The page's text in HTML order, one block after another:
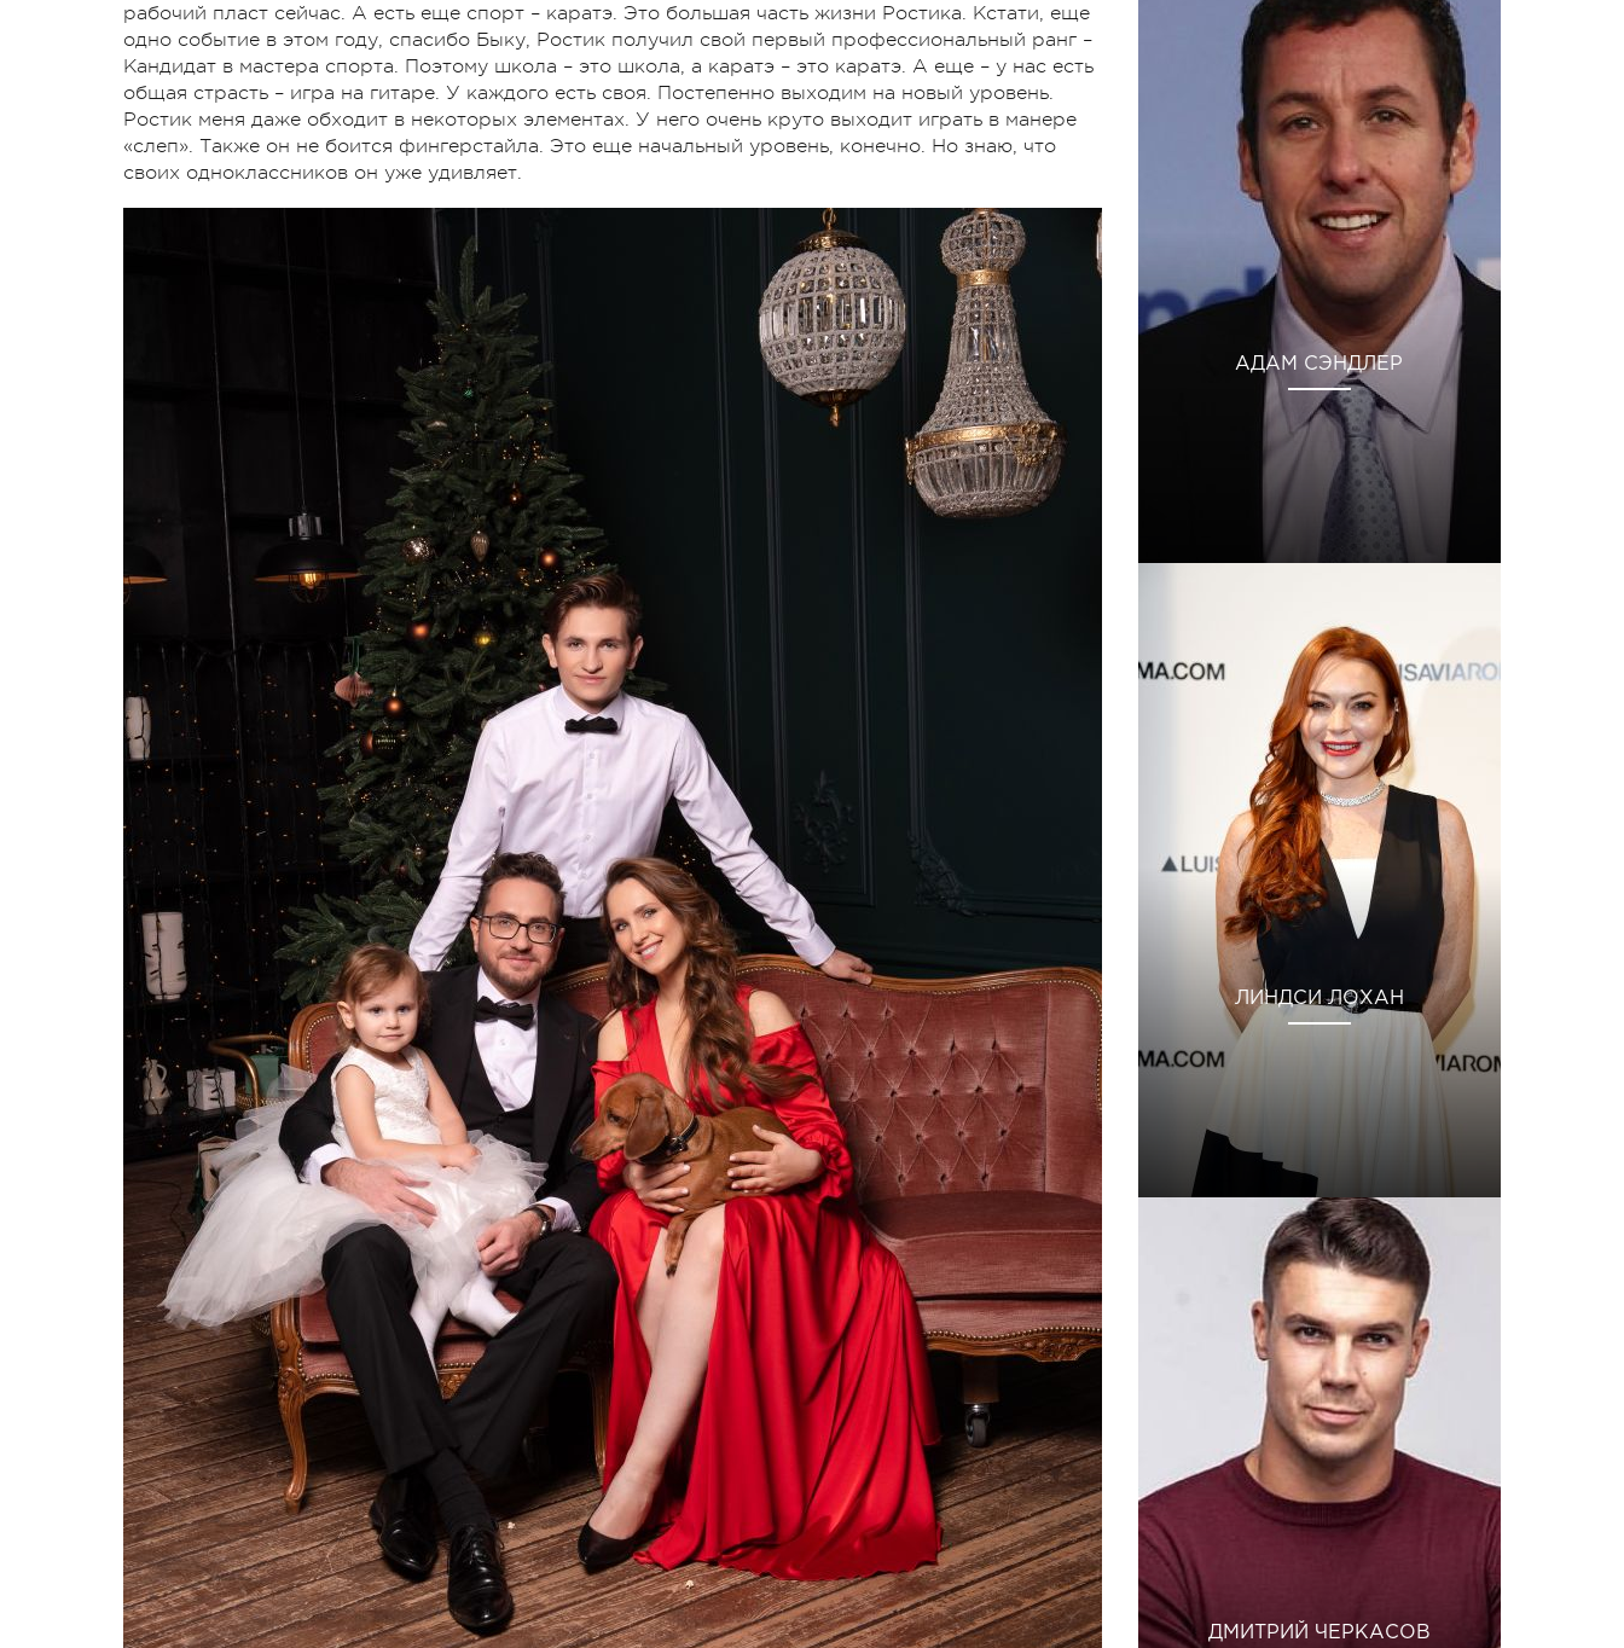
рабочий пласт сейчас. А есть еще спорт – каратэ. Это большая часть жизни Ростика. Кстати, еще
одно событие в этом году, спасибо Быку, Ростик получил свой первый профессиональный ранг –
Кандидат в мастера спорта. Поэтому школа – это школа, а каратэ – это каратэ. А еще – у нас есть
общая страсть – игра на гитаре. У каждого есть своя. Постепенно выходим на новый уровень.
Ростик меня даже обходит в некоторых элементах. У него очень круто выходит играть в манере
«слеп». Также он не боится фингерстайла. Это еще начальный уровень, конечно. Но знаю, что
своих одноклассников он уже удивляет.
АДАМ СЭНДЛЕР
ЛИНДСИ ЛОХАН
ДМИТРИЙ ЧЕРКАСОВ